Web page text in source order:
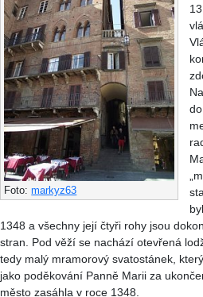
Foto:markyz63
1348 a všechny její čtyři rohy jsou
stran. Pod věží se nachází otevřená
tedy malý mramorový svatostánek,
jako poděkování Panně Marii za
město zasáhla v roce 1348.